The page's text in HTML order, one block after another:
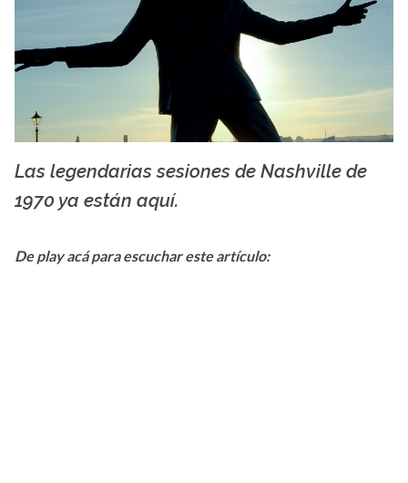
Las legendarias sesiones de Nashville de
1970 ya están aquí.
De play acá para escuchar este artículo: